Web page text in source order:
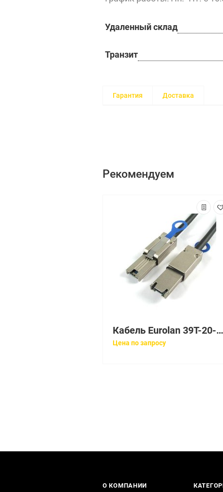
Удаленный склад
Транзит
Гарантия Доставка
Рекомендуем
Кабель Eurolan 39T-20-06-01OR
Цена по запросу
О КОМПАНИИ